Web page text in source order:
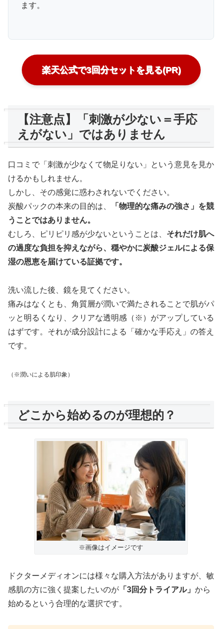
ます。
楽天公式で3回分セットを見る(PR)
【注意点】「刺激が少ない＝手応
えがない」ではありません
口コミで「刺激が少なくて物足りない」という意見を見か
けるかもしれません。
しかし、その感覚に惑わされないでください。
炭酸パックの本来の目的は、
「物理的な痛みの強さ」を競
うことではありません。
むしろ、ピリピリ感が少ないということは、 それだけ肌へ
の過度な負担を抑えながら、穏やかに炭酸ジェルによる保
湿の恩恵を届けている証拠です。
洗い流した後、鏡を見てください。
痛みはなくとも、角質層が潤いで満たされることで肌がパ
ッと明るくなり、クリアな透明感（※）がアップしている
はずです。それが成分設計による「確かな手応え」の答え
です。
（※潤いによる肌印象）
どこから始めるのが理想的？
※画像はイメージです
ドクターメディオンには様々な購入方法がありますが、敏
感肌の方に強く提案したいのが 「3回分トライアル」 から
始めるという合理的な選択です。